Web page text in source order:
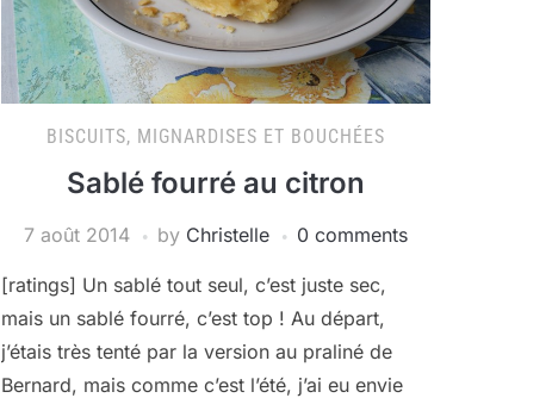
BISCUITS, MIGNARDISES ET BOUCHÉES
Sablé fourré au citron
7 août 2014 by Christelle 0 comments
[ratings] Un sablé tout seul, c’est juste sec,
mais un sablé fourré, c’est top ! Au départ,
j’étais très tenté par la version au praliné de
Bernard, mais comme c’est l’été, j’ai eu envie